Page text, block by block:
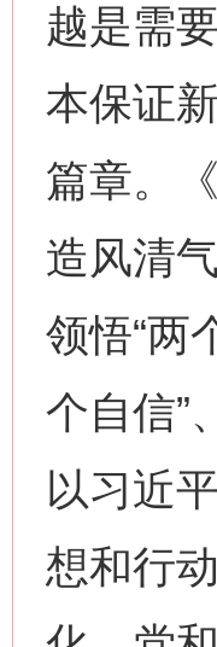
越是需
本保证
篇章。
造风清
领悟“两
个自信”
以习近
想和行